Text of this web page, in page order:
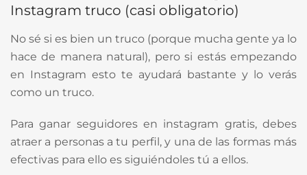
Instagram truco (casi obligatorio)
No sé si es bien un truco (porque mucha gente ya lo
hace de manera natural), pero si estás empezando
en Instagram esto te ayudará bastante y lo verás
como un truco.
Para ganar seguidores en instagram gratis, debes
atraer a personas a tu perfil, y una de las formas más
efectivas para ello es siguiéndoles tú a ellos.